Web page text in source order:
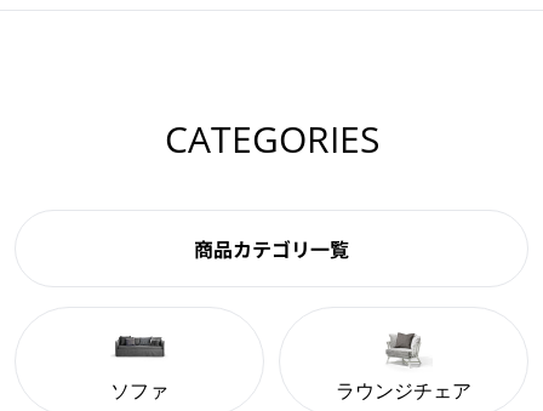
CATEGORIES
商品カテゴリ一覧
ソファ ラウンジチェア